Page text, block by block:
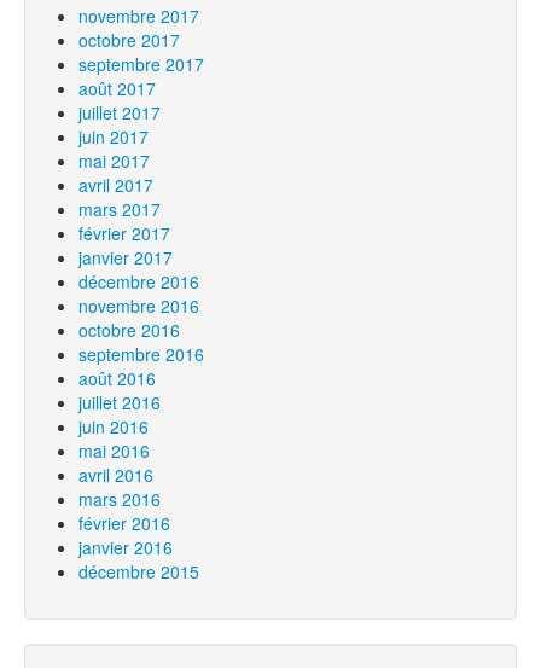
novembre 2017
octobre 2017
septembre 2017
août 2017
juillet 2017
juin 2017
mai 2017
avril 2017
mars 2017
février 2017
janvier 2017
décembre 2016
novembre 2016
octobre 2016
septembre 2016
août 2016
juillet 2016
juin 2016
mai 2016
avril 2016
mars 2016
février 2016
janvier 2016
décembre 2015